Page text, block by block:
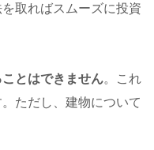
取ればスムーズに投資
とはできません。これ
ただし、建物について